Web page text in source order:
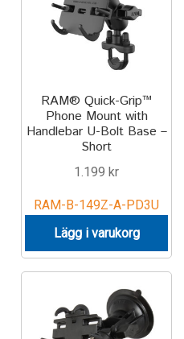
Motorcycle
Off-road Vehicle
Power Boat
Scooter
Wheelchair
RAM® Quick-Grip™
Phone Mount with
Handlebar U-Bolt Base –
Short
1.199 kr
RAM-B-149Z-A-PD3U
Lägg i varukorg